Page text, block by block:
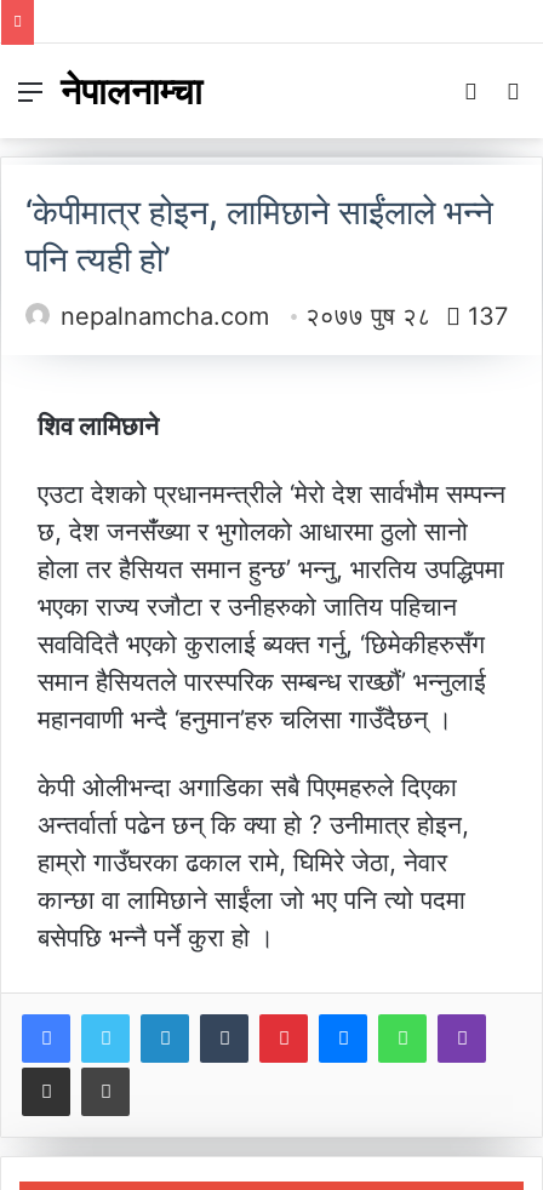
Menu
नेपालनाम्चा
Switch
‘केपीमात्र होइन, लामिछाने साईंलाले भन्ने
पनि त्यही हो’
nepalnamcha.com २०७७ पुष २८ 137
शिव लामिछाने
एउटा देशको प्रधानमन्त्रीले ‘मेरो देश सार्वभौम सम्पन्न
छ, देश जनसंँख्या र भुगोलको आधारमा ठुलो सानो
होला तर हैसियत समान हुन्छ’ भन्नु, भारतिय उपद्धिपमा
भएका राज्य रजौटा र उनीहरुको जातिय पहिचान
सवविदितै भएको कुरालाई ब्यक्त गर्नु, ‘छिमेकीहरुसँग
समान हैसियतले पारस्परिक सम्बन्ध राख्छौं’ भन्नुलाई
महानवाणी भन्दै ‘हनुमान’हरु चलिसा गाउँदैछन् ।
केपी ओलीभन्दा अगाडिका सबै पिएमहरुले दिएका
अन्तर्वार्ता पढेन छन् कि क्या हो ? उनीमात्र होइन,
हाम्रो गाउँघरका ढकाल रामे, घिमिरे जेठा, नेवार
कान्छा वा लामिछाने साईंला जो भए पनि त्यो पदमा
बसेपछि भन्नै पर्ने कुरा हो ।
LinkedInTumblrPinterestMessenger
WhatsApp
Viber
Share via EmailPrint